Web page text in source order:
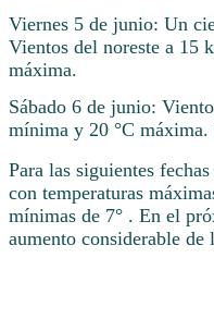
Viernes 5 de junio: Un
Vientos del noreste a 15
máxima.
Sábado 6 de junio:
mínima y 20 °C máxima.
Para las siguientes
con temperaturas
mínimas de 7° . En el
aumento considerable de